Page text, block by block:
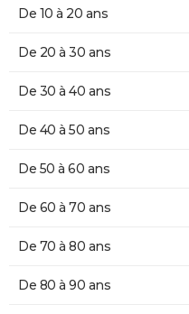
De 10 à 20 ans
De 20 à 30 ans
De 30 à 40 ans
De 40 à 50 ans
De 50 à 60 ans
De 60 à 70 ans
De 70 à 80 ans
De 80 à 90 ans